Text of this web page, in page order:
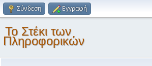
Σύνδεση Εγγραφή
Το Στέκι των
Πληροφορικών